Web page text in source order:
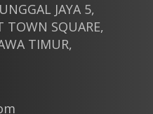
JAYA 5,
TOWN SQUARE,
TIMUR,